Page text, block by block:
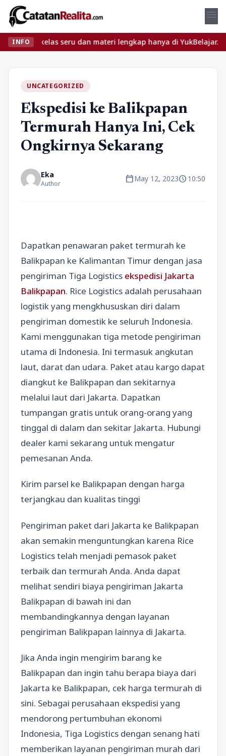
menu
INFO
kelas seru dan materi lengkap hanya di YukBelajar.com.
UNCATEGORIZED
Ekspedisi ke Balikpapan
Termurah Hanya Ini, Cek
Ongkirnya Sekarang
Eka
Author calendar_todayMay 12, 2023schedule10:50
Dapatkan penawaran paket termurah ke
Balikpapan ke Kalimantan Timur dengan jasa
pengiriman Tiga Logistics ekspedisi Jakarta
Balikpapan. Rice Logistics adalah perusahaan
logistik yang mengkhususkan diri dalam
pengiriman domestik ke seluruh Indonesia.
Kami menggunakan tiga metode pengiriman
utama di Indonesia. Ini termasuk angkutan
laut, darat dan udara. Paket atau kargo dapat
diangkut ke Balikpapan dan sekitarnya
melalui laut dari Jakarta. Dapatkan
tumpangan gratis untuk orang-orang yang
tinggal di dalam dan sekitar Jakarta. Hubungi
dealer kami sekarang untuk mengatur
pemesanan Anda.
Kirim parsel ke Balikpapan dengan harga
terjangkau dan kualitas tinggi
Pengiriman paket dari Jakarta ke Balikpapan
akan semakin menguntungkan karena Rice
Logistics telah menjadi pemasok paket
terbaik dan termurah Anda. Anda dapat
melihat sendiri biaya pengiriman Jakarta
Balikpapan di bawah ini dan
membandingkannya dengan layanan
pengiriman Balikpapan lainnya di Jakarta.
Jika Anda ingin mengirim barang ke
Balikpapan dan ingin tahu berapa biaya dari
Jakarta ke Balikpapan, cek harga termurah di
sini. Sebagai perusahaan ekspedisi yang
mendorong pertumbuhan ekonomi
Indonesia, Tiga Logistics dengan senang hati
memberikan layanan pengiriman murah dari